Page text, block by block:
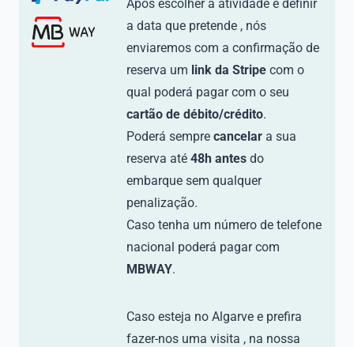
Após escolher a atividade e definir
a data que pretende , nós
enviaremos com a confirmação de
reserva um link da Stripe com o
qual poderá pagar com o seu
cartão de débito/crédito.
Poderá sempre cancelar a sua
reserva até 48h antes do
embarque sem qualquer
penalização.
Caso tenha um número de telefone
nacional poderá pagar com
MBWAY.
Caso esteja no Algarve e prefira
fazer-nos uma visita , na nossa